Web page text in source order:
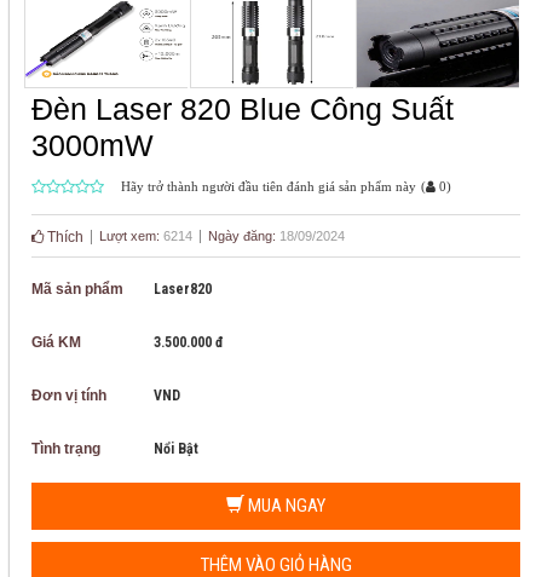
Đèn Laser 820 Blue Công Suất
3000mW
Hãy trở thành người đầu tiên đánh giá sản phẩm này ( 0)
Thích Lượt xem: 6214 Ngày đăng: 18/09/2024
Mã sản phẩm Laser820
Giá KM 3.500.000 đ
Đơn vị tính VND
Tình trạng Nổi Bật
MUA NGAY
THÊM VÀO GIỎ HÀNG